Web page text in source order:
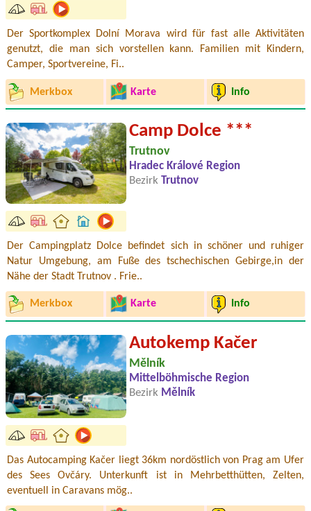
Der Sportkomplex Dolní Morava wird für fast alle Aktivitäten
genutzt, die man sich vorstellen kann. Familien mit Kindern,
Camper, Sportvereine, Fi..
Merkbox Karte Info
Camp Dolce ***
Trutnov
Hradec Králové Region
Bezirk
Trutnov
Der Campingplatz Dolce befindet sich in schöner und ruhiger
Natur Umgebung, am Fuße des tschechischen Gebirge,in der
Nähe der Stadt Trutnov . Frie..
Merkbox Karte Info
Autokemp Kačer
Mělník
Mittelböhmische Region
Bezirk Mělník
Das Autocamping Kačer liegt 36km nordöstlich von Prag am Ufer
des Sees Ovčáry. Unterkunft ist in Mehrbetthütten, Zelten,
eventuell in Caravans mög..